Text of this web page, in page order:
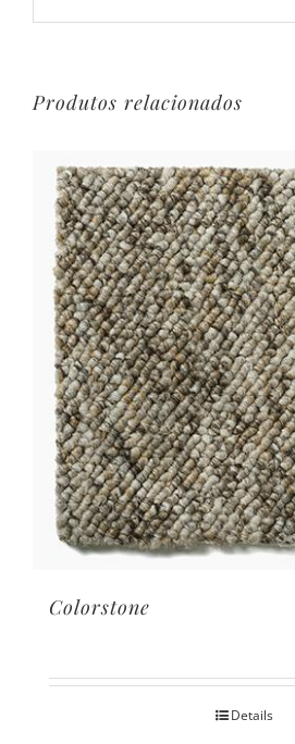
Produtos relacionados
Colorstone
Details